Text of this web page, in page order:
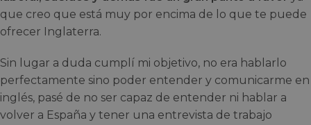
que creo que está muy por encima de lo que te puede
ofrecer Inglaterra.
Sin lugar a duda cumplí mi objetivo, no era hablarlo
perfectamente sino poder entender y comunicarme en
inglés, pasé de no ser capaz de entender ni hablar a
volver a España y tener una entrevista de trabajo